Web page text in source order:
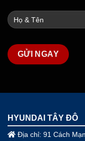
HYUNDAI TÂY ĐÔ
Địa chỉ: 91 Cách